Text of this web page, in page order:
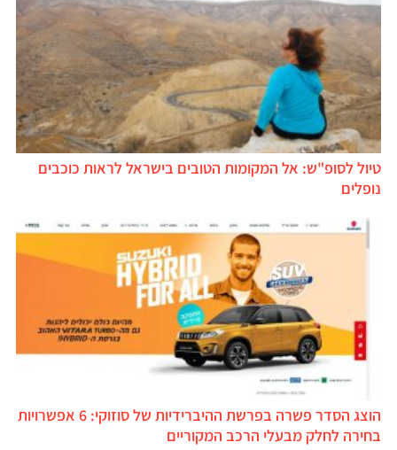
טיול לסופ"ש: אל המקומות הטובים בישראל לראות כוכבים
נופלים
הוצג הסדר פשרה בפרשת ההיברידיות של סוזוקי: 6 אפשרויות
בחירה לחלק מבעלי הרכב המקוריים